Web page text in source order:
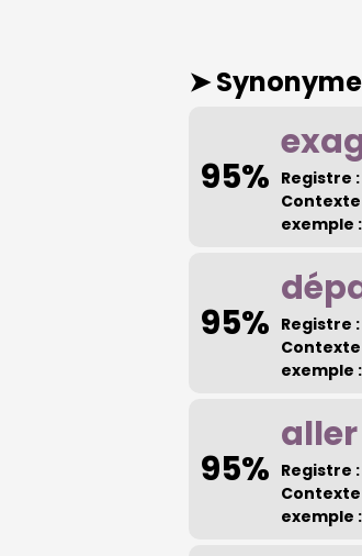
➤ Synonyme
95% Registre :
Contexte
exemple :
95% Registre :
Contexte
exemple :
95% Registre :
Contexte
exemple :